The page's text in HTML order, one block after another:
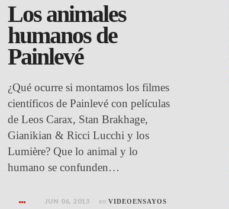
Los animales
humanos de
Painlevé
¿Qué ocurre si montamos los filmes
científicos de Painlevé con películas
de Leos Carax, Stan Brakhage,
Gianikian & Ricci Lucchi y los
Lumière? Que lo animal y lo
humano se confunden…
JUN 06, 2013 en VIDEOENSAYOS